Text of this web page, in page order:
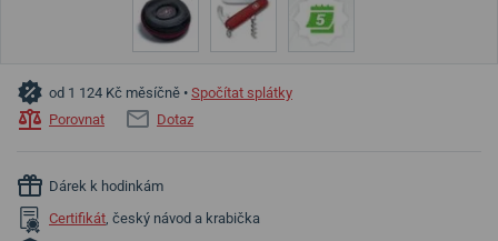
od 1 124 Kč měsíčně • Spočítat splátky
Porovnat
Dotaz
Dárek k hodinkám
Certifikát, český návod a krabička